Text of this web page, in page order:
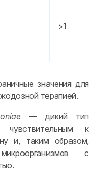
>1
значения для
терапией.
— дикий тип
к
и, таким образом,
с